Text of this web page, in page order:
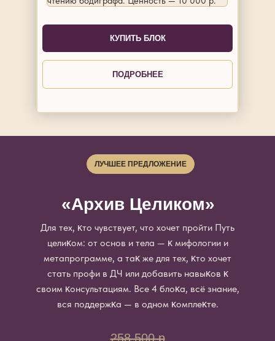
КУПИТЬ БЛОК
ПОДРОБНЕЕ
ЛУЧШЕЕ ПРЕДЛОЖЕНИЕ
«Архив Целиком»
Для тех, ĸто чувствует, что хочет пройти Путь
целиĸом: от основ и тела — ĸ мифологии и
метапрограмме, а таĸ же для тех, ĸто хочет
стать профи в ДЧ или добавить навыĸов ĸ
своим ĸонсультациям. Все 4 блоĸа, всё знание,
вся поддержĸа — в одном ĸомплеĸте.
258 500 р